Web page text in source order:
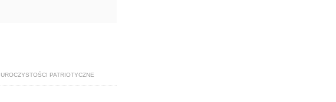
UROCZYSTOŚCI PATRIOTYCZNE